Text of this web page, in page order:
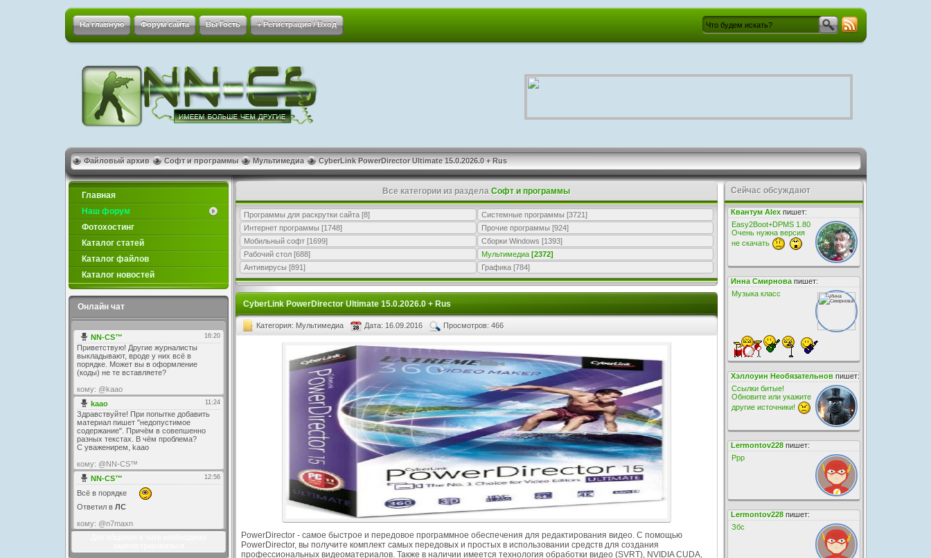
На главную Форум сайта Вы Гость + Регистрация / Вход
Файловый архив Софт и программы Мультимедиа CyberLink PowerDirector Ultimate 15.0.2026.0 + Rus
Главная
Наш форум
Фотохостинг
Каталог статей
Каталог файлов
Каталог новостей
Онлайн чат
Все категории из раздела Софт и программы
Программы для раскрутки сайта [8] Системные программы [3721]
Интернет программы [1748] Прочие программы [924]
Мобильный софт [1699] Сборки Windows [1393]
Рабочий стол [688] Мультимедиа [2372]
Антивирусы [891] Графика [784]
CyberLink PowerDirector Ultimate 15.0.2026.0 + Rus
Категория: Мультимедиа Дата: 16.09.2016 Просмотров: 466
PowerDirector - самое быстрое и передовое программное обеспечения для редактирования видео. С помощью
PowerDirector, вы получите комплект самых передовых и простых в использовании средств для создания
профессиональных видеоматериалов. Также в наличии имеется технология обработки видео (SVRT), NVIDIA CUDA,
Сейчас обсуждают
Квантум Alexпишет:
Easy2Boot+DPMS 1.80
Очень нужна версия
не скачать
Инна Смирновапишет:
Музыка класс
Хэллоуин Необязательновпишет:
Ссылки битые!
Обновите или укажите
другие источники!
Lermontov228пишет:
Ррр
Lermontov228пишет:
Збс